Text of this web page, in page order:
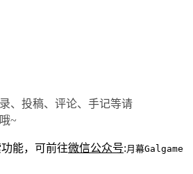
、投稿、评论、手记等请
~
能，可前往微信公众号:月幕Galgame